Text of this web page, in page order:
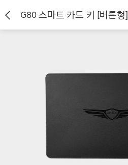
G80 스마트 카드 키 [버튼형]